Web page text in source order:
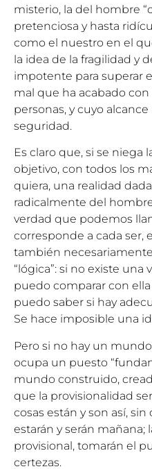
misterio, la del hombre
pretenciosa y hasta
como el nuestro en el
la idea de la fragilidad y
impotente para superar
mal que ha acabado
personas, y cuyo
seguridad.
Es claro que, si se
objetivo, con todos los
quiera, una realidad
radicalmente del
verdad que podemos
corresponde a cada ser,
también
“lógica”: si no existe
puedo comparar con
puedo saber si hay
Se hace imposible una
Pero si no hay un
ocupa un puesto
mundo construido,
que la provisionalidad
cosas están y son así,
estarán y serán mañana;
provisional, tomarán el
certezas.